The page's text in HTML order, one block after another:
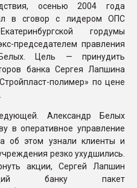
осенью 2004 года
в сговор с лидером ОПС
гордумы
председателем правления
Цель — принудить
банка Сергея Лапшина
полимер» по цене
Александр Белых
в оперативное управление
об этом узнали клиенты и
резко ухудшились.
акции, Сергей Лапшин
банку пакет